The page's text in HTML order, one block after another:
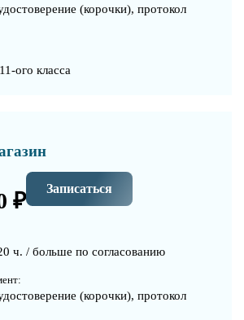
(корочки), протокол
ого класса
₽ Записаться
ч. / больше по согласованию
(корочки), протокол